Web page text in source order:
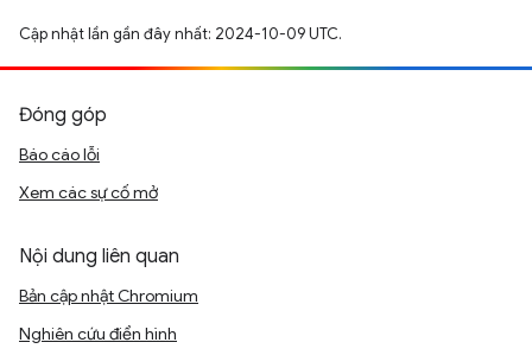
Cập nhật lần gần đây nhất: 2024-10-09 UTC.
Đóng góp
Báo cáo lỗi
Xem các sự cố mở
Nội dung liên quan
Bản cập nhật Chromium
Nghiên cứu điển hình